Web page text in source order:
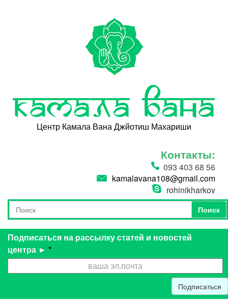
Камала Вана
Центр Камала Вана Джйотиш Махариши
Контакты:
093 403 68 56
kamalavana108@gmail.com
rohinikharkov
Форма поиска
Поиск
Поиск
Подписаться на рассылку статей и новостей
центра ► *
Подписаться